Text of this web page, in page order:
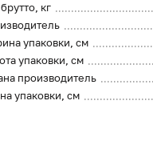
кг
упаковки, см
упаковки, см
производитель
упаковки, см